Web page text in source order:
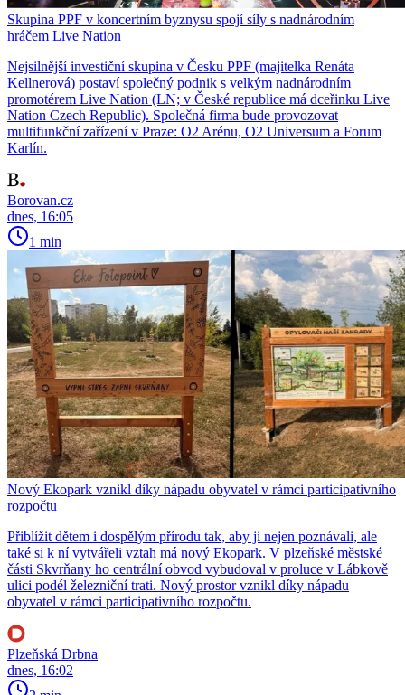
Skupina PPF v koncertním byznysu spojí síly s nadnárodním
hráčem Live Nation
Nejsilnější investiční skupina v Česku PPF (majitelka Renáta
Kellnerová) postaví společný podnik s velkým nadnárodním
promotérem Live Nation (LN; v České republice má dceřinku Live
Nation Czech Republic). Společná firma bude provozovat
multifunkční zařízení v Praze: O2 Arénu, O2 Universum a Forum
Karlín.
Borovan.cz
dnes, 16:05
1 min
Nový Ekopark vznikl díky nápadu obyvatel v rámci participativního
rozpočtu
Přiblížit dětem i dospělým přírodu tak, aby ji nejen poznávali, ale
také si k ní vytvářeli vztah má nový Ekopark. V plzeňské městské
části Skvrňany ho centrální obvod vybudoval v proluce v Lábkově
ulici podél železniční trati. Nový prostor vznikl díky nápadu
obyvatel v rámci participativního rozpočtu.
Plzeňská Drbna
dnes, 16:02